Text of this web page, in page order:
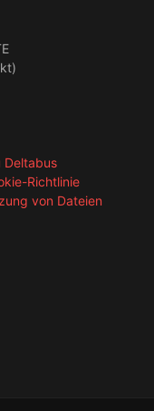
Deltabus
Richtlinie
von Dateien